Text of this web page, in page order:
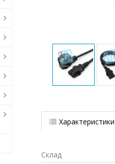
Характеристики
Склад